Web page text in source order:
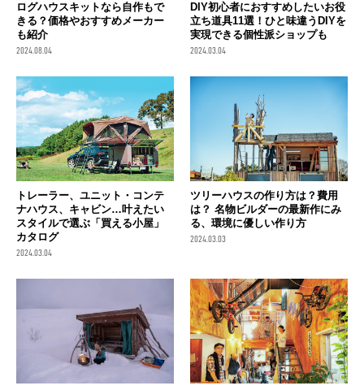
ログハウスキットなら自作もで
きる？価格やおすすめメーカー
も紹介
2024.08.04
DIY初心者におすすめしたいお役
立ち道具11選！ひと味違うDIYを
実現できる個性派ショップも
2024.03.04
トレーラー、ユニット・コンテ
ナハウス、キャビン…叶えたい
スタイルで選ぶ「買える小屋」
カタログ
2024.03.04
ツリーハウスの作り方は？費用
は？ 名物ビルダーの最新作にみ
る、環境に優しい作り方
2024.03.03